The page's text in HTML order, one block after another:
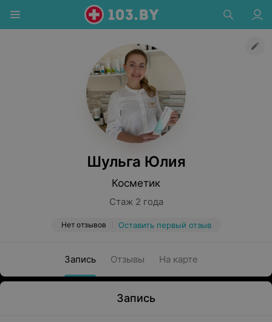
Шульга Юлия
Косметик
Стаж 2 года
Нет отзывов Оставить первый отзыв
Запись Отзывы На карте
Запись